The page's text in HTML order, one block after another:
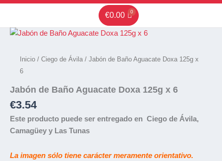
Ir
contenido
€0.00
Inicio / Ciego de Ávila / Jabón de Baño Aguacate Doxa 125g x
6
Jabón de Baño Aguacate Doxa 125g x 6
€3.54
Este producto puede ser entregado en Ciego de Ávila,
Camagüey y Las Tunas
La imagen sólo tiene carácter meramente orientativo.